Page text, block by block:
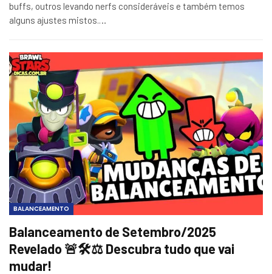
buffs, outros levando nerfs consideráveis e também temos
alguns ajustes mistos.…
BALANCEAMENTO
Balanceamento de Setembro/2025
Revelado 🚨🛠️⚖️ Descubra tudo que vai
mudar!